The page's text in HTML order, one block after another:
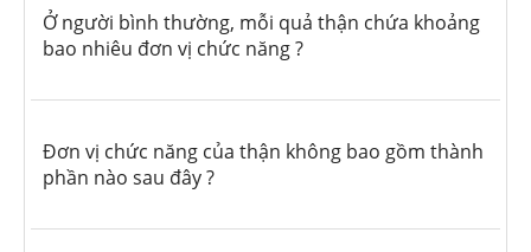
Ở người bình thường, mỗi quả thận chứa khoảng
bao nhiêu đơn vị chức năng ?
Đơn vị chức năng của thận không bao gồm thành
phần nào sau đây ?